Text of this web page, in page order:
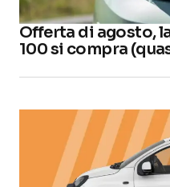
Offerta di agosto,
100 si compra